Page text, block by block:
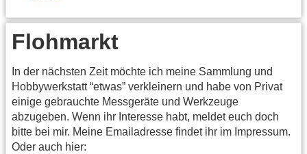
Flohmarkt
In der nächsten Zeit möchte ich meine Sammlung und
Hobbywerkstatt “etwas” verkleinern und habe von Privat
einige gebrauchte Messgeräte und Werkzeuge
abzugeben. Wenn ihr Interesse habt, meldet euch doch
bitte bei mir. Meine Emailadresse findet ihr im Impressum.
Oder auch hier: